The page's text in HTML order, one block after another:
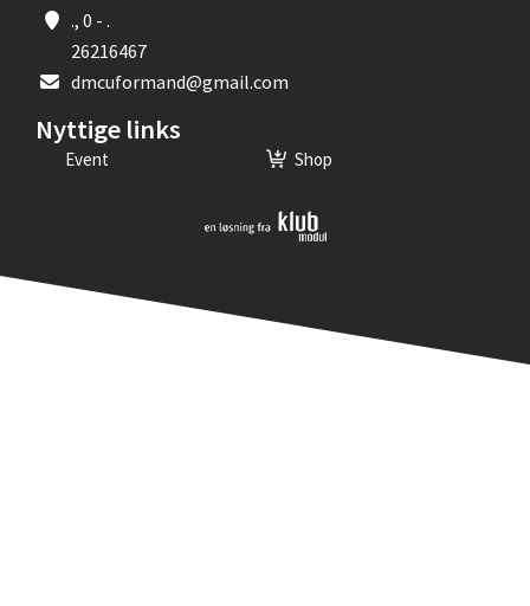
., 0 - .
26216467
dmcuformand@gmail.com
Nyttige links
Event Shop